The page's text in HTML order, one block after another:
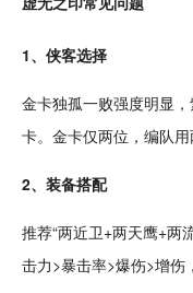
1、侠客选择
金卡独孤一败强度明显
卡。金卡仅两位，编队用
2、装备搭配
推荐“两近卫+两天鹰+两
击力>暴击率>爆伤>增伤